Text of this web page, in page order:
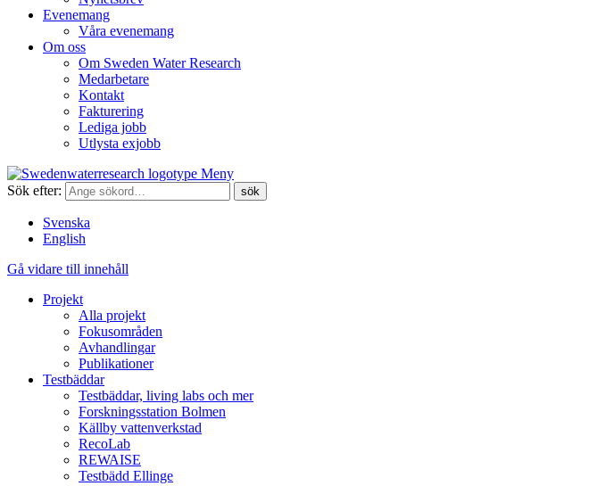
Evenemang
Våra evenemang
Om oss
Om Sweden Water Research
Medarbetare
Kontakt
Fakturering
Lediga jobb
Utlysta exjobb
Meny
Sök efter:
Svenska
English
Gå vidare till innehåll
Projekt
Alla projekt
Fokusområden
Avhandlingar
Publikationer
Testbäddar
Testbäddar, living labs och mer
Forskningsstation Bolmen
Källby vattenverkstad
RecoLab
REWAISE
Testbädd Ellinge